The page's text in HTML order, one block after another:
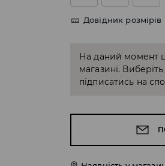
Довідник розмірів
На даний момент
магазині.
підписатись на